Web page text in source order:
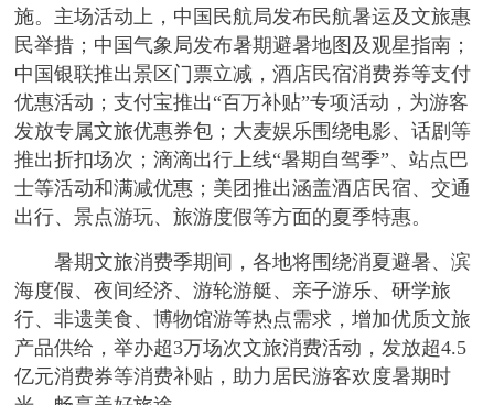
施。主场活动上，中国民航局发布民航暑运及文旅惠
民举措；中国气象局发布暑期避暑地图及观星指南；
中国银联推出景区门票立减，酒店民宿消费券等支付
优惠活动；支付宝推出“百万补贴”专项活动，为游客
发放专属文旅优惠券包；大麦娱乐围绕电影、话剧等
推出折扣场次；滴滴出行上线“暑期自驾季”、站点巴
士等活动和满减优惠；美团推出涵盖酒店民宿、交通
出行、景点游玩、旅游度假等方面的夏季特惠。
暑期文旅消费季期间，各地将围绕消夏避暑、滨
海度假、夜间经济、游轮游艇、亲子游乐、研学旅
行、非遗美食、博物馆游等热点需求，增加优质文旅
产品供给，举办超3万场次文旅消费活动，发放超4.5
亿元消费券等消费补贴，助力居民游客欢度暑期时